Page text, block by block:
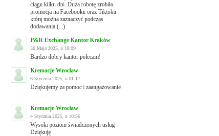
ciągu kilku dni. Duża robotę zrobiła
promocja na Facebooku oraz Tiktoku
którą można zaznaczyć podczas
dodawania (...)
P&R Exchange Kantor Kraków
30 Maja 2025, o 18:09
Bardzo dobry kantor polecam!
Kremacje Wrocław
6 Stycznia 2025, o 01:17
Dziękujemy za pomoc i zaangażowanie
Kremacje Wrocław
4 Stycznia 2025, o 10:56
Wysoki poziom świadczonych usług .
Dziękuję .